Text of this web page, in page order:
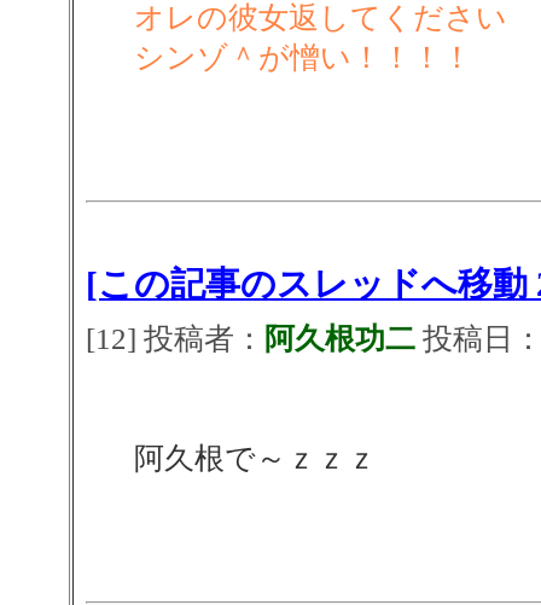
オレの彼女返してください
シンゾ＾が憎い！！！！
[この記事のスレッドへ移動
[12] 投稿者： 阿久根功二投稿日
阿久根で～ｚｚｚ